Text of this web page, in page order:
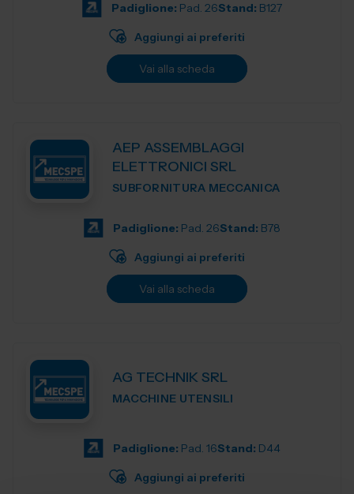
Padiglione: Pad. 26Stand: B127
Aggiungi ai preferiti
Vai alla scheda
AEP ASSEMBLAGGI
ELETTRONICI SRL
SUBFORNITURA MECCANICA
Padiglione: Pad. 26Stand: B78
Aggiungi ai preferiti
Vai alla scheda
AG TECHNIK SRL
MACCHINE UTENSILI
Padiglione: Pad. 16Stand: D44
Aggiungi ai preferiti